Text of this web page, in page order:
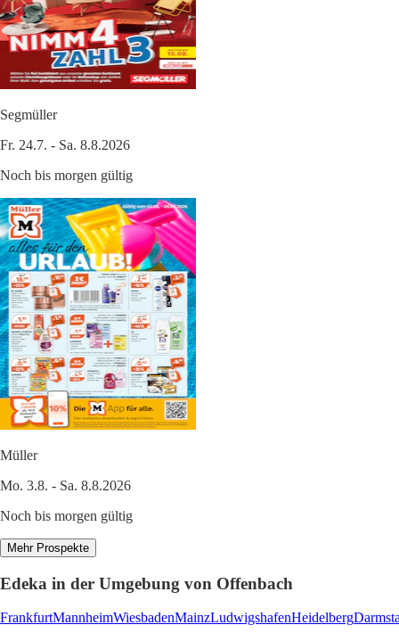
Segmüller
Fr. 24.7. - Sa. 8.8.2026
Noch bis morgen gültig
Müller
Mo. 3.8. - Sa. 8.8.2026
Noch bis morgen gültig
Mehr Prospekte
Edeka in der Umgebung von Offenbach
FrankfurtMannheimWiesbadenMainzLudwigshafenHeidelberg